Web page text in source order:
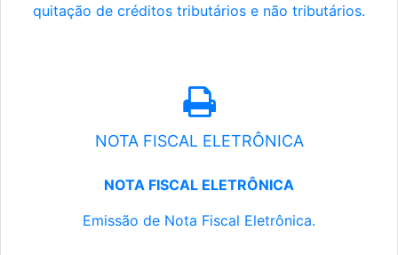
quitação de créditos tributários e não tributários.
NOTA FISCAL ELETRÔNICA
NOTA FISCAL ELETRÔNICA
Emissão de Nota Fiscal Eletrônica.